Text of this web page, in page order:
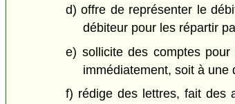
d) offre de représenter le
débiteur pour les répartir
e) sollicite des comptes
immédiatement, soit à une
f) rédige des lettres, fait des